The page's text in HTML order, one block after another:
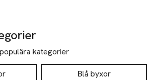
kategorier
Blå byxor